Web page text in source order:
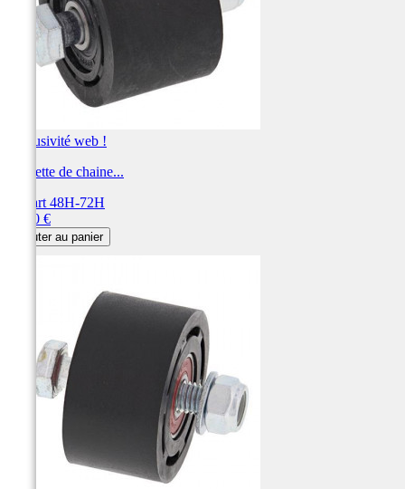
Exclusivité web !
Roulette de chaine...
Départ 48H-72H
23,80 €
Ajouter au panier